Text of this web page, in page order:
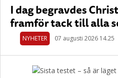
I dag begravdes
framför tack till alla
NYHETER 07 augusti 2026 14.25